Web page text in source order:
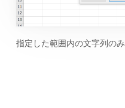
指定した範囲内の文字列の